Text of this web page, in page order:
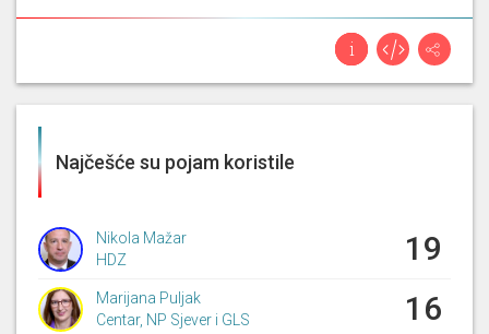
Najčešće su pojam koristile
Nikola Mažar
HDZ
19
Marijana Puljak
Centar, NP Sjever i GLS
16